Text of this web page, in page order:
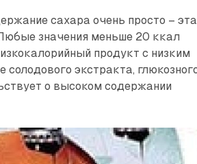
сахара очень просто – эта
значения меньше 20 ккал
продукт с низким
экстракта,
о высоком содержании